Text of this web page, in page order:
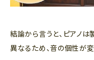
結論から言うと、ピアノは
異なるため、音の個性が変